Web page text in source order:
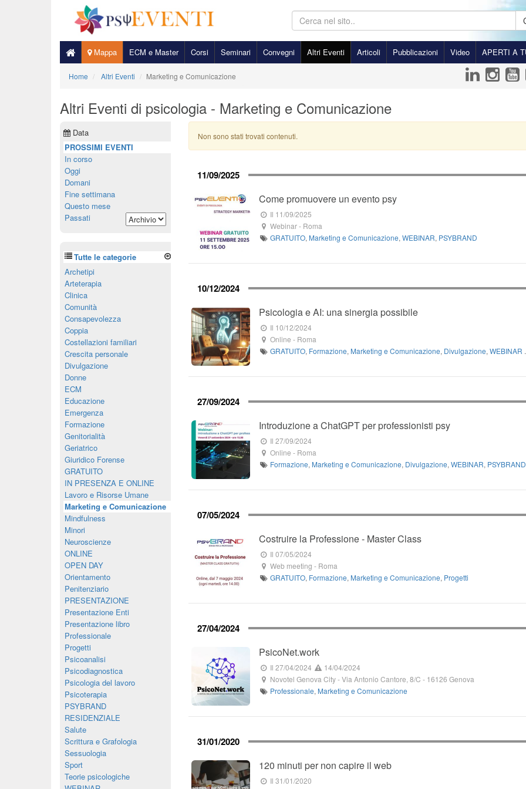
Mappa ECM e Master Corsi Seminari Convegni Altri Eventi Articoli Pubblicazioni Video APERTI A
Home Altri Eventi Marketing e Comunicazione
Altri Eventi di psicologia - Marketing e Comunicazione
Non sono stati trovati contenuti.
11/09/2025
Come promuovere un evento psy
Il 11/09/2025
Webinar- Roma
GRATUITO, Marketing e Comunicazione, WEBINAR, PSYBRAND
10/12/2024
Psicologia e AI: una sinergia possibile
Il 10/12/2024
Online - Roma
GRATUITO, Formazione, Marketing e Comunicazione, Divulgazione, WEBINAR
27/09/2024
Introduzione a ChatGPT per professionisti psy
Il 27/09/2024
Online - Roma
Formazione, Marketing e Comunicazione, Divulgazione, WEBINAR, PSYBRAND
07/05/2024
Costruire la Professione - Master Class
Il 07/05/2024
Web meeting - Roma
GRATUITO, Formazione, Marketing e Comunicazione, Progetti
27/04/2024
PsicoNet.work
Il 27/04/2024
14/04/2024
Novotel Genova City-Via Antonio Cantore, 8/C - 16126 Genova
Professionale, Marketing e Comunicazione
31/01/2020
120 minuti per non capire il web
Il 31/01/2020
Data
PROSSIMI EVENTI
In corso
Oggi
Domani
Fine settimana
Questo mese
Passati
Tutte le categorie
Archetipi
Arteterapia
Clinica
Comunità
Consapevolezza
Coppia
Costellazioni familiari
Crescita personale
Divulgazione
Donne
ECM
Educazione
Emergenza
Formazione
Genitorialità
Geriatrico
Giuridico Forense
GRATUITO
IN PRESENZA E ONLINE
Lavoro e Risorse Umane
Marketing e Comunicazione
Mindfulness
Minori
Neuroscienze
ONLINE
OPEN DAY
Orientamento
Penitenziario
PRESENTAZIONE
Presentazione Enti
Presentazione libro
Professionale
Progetti
Psicoanalisi
Psicodiagnostica
Psicologia del lavoro
Psicoterapia
PSYBRAND
RESIDENZIALE
Salute
Scrittura e Grafologia
Sessuologia
Sport
Teorie psicologiche